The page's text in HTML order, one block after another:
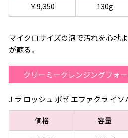
￥9,350
130g
マイクロサイズの泡で汚れを心地
が蘇る。
クリーミークレンジングフォ
J ラ ロッシュ ポゼ エファクラ イ
価格 容量